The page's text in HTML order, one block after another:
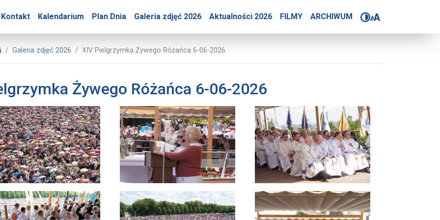
Kontakt Kalendarium Plan Dnia Galeria zdjęć 2026 Aktualności 2026 FILMY ARCHIWUM
– XIV Pielgrzymka Żywego Różańca 6-06-2026
Biuro Prasowe Jasnej Góry
Galeria zdjęć 2026 XIV Pielgrzymka Żywego Różańca 6-06-2026
Żywego Różańca 6-06-2026